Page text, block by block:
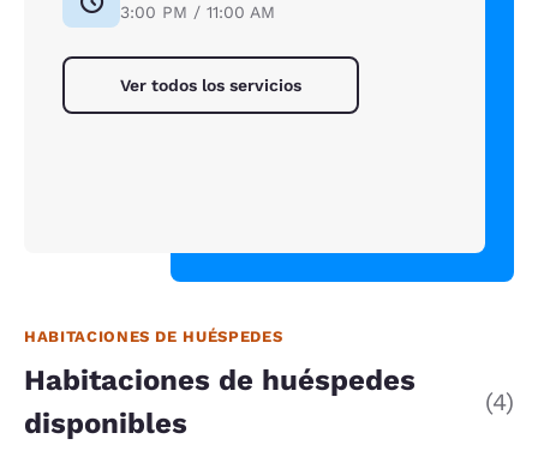
3:00 PM / 11:00 AM
Ver todos los servicios
HABITACIONES DE HUÉSPEDES
Habitaciones de huéspedes
disponibles
(4)